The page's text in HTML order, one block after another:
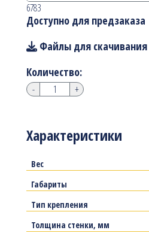
Характеристики
Вес
Габариты
Тип крепления
Толщина стенки, мм
6783
Доступно для предзаказа
Файлы для скачивания
Количество:
- +